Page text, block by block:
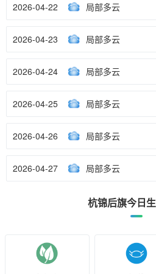
2026-04-22 局部多云
2026-04-23 局部多云
2026-04-24 局部多云
2026-04-25 局部多云
2026-04-26 局部多云
2026-04-27 局部多云
杭锦后旗今日